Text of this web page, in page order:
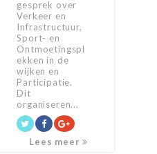
gesprek over
Verkeer en
Infrastructuur,
Sport- en
Ontmoetingspl
ekken in de
wijken en
Participatie.
Dit
organiseren...
Lees meer